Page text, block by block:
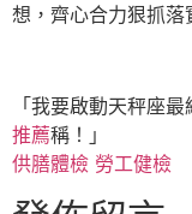
想，齊心合力狠抓落
「我要啟動天秤座最
推薦稱！」
供膳體檢 勞工健檢